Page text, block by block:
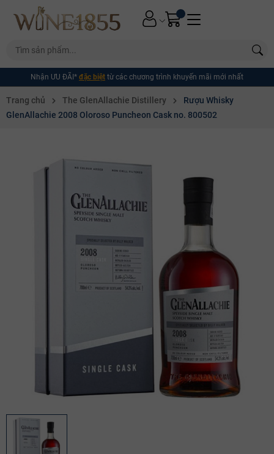
Nhận ƯU ĐÃI* đặc biệt từ các chương trình khuyến mãi mới nhất
Trang chủ The GlenAllachie Distillery
Rượu Whisky
GlenAllachie 2008 Oloroso Puncheon Cask no. 800502